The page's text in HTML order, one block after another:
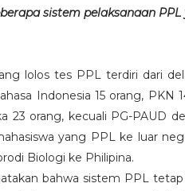
sistem pelaksanaan PPL
lolos tes PPL terdiri dari
Indonesia 15 orang, PKN
23 orang, kecuali PG-PAUD
yang PPL ke luar
Biologi ke Philipina.
bahwa sistem PPL tetap